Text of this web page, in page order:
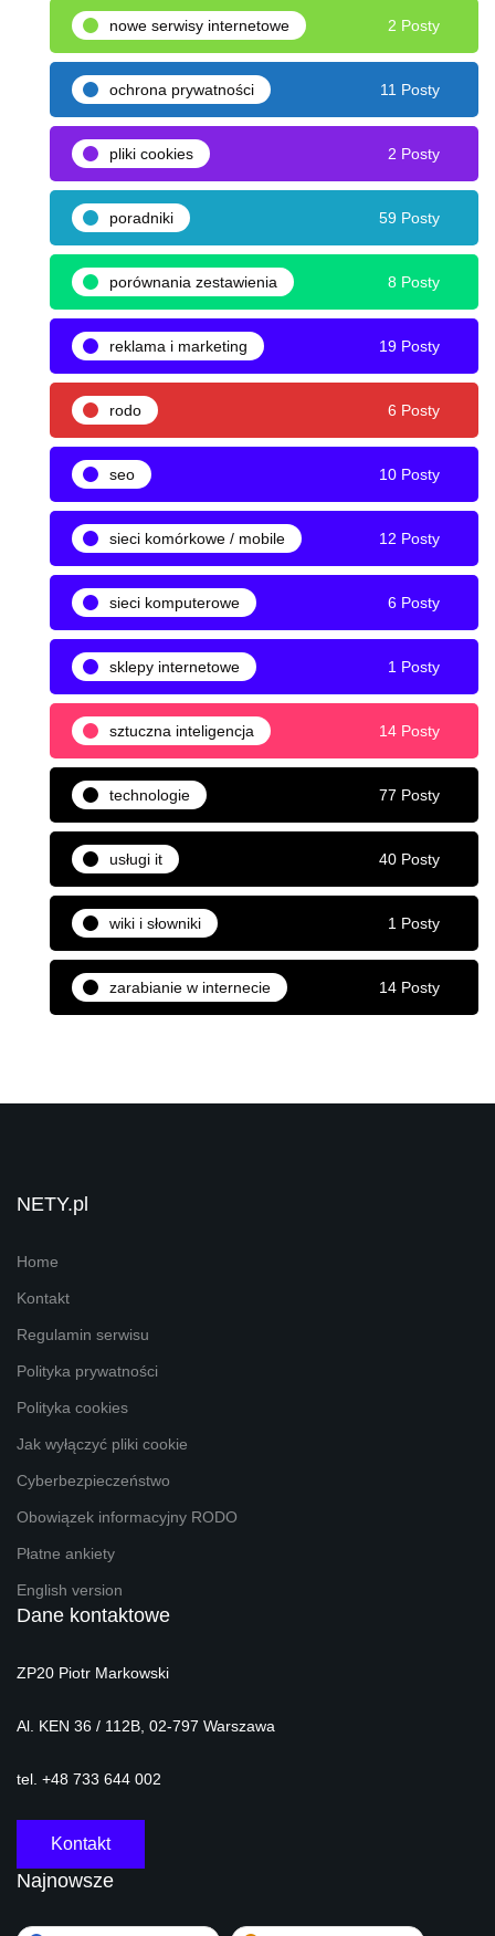
nowe serwisy internetowe 2 Posty
ochrona prywatności 11 Posty
pliki cookies 2 Posty
poradniki 59 Posty
porównania zestawienia 8 Posty
reklama i marketing 19 Posty
rodo 6 Posty
seo 10 Posty
sieci komórkowe / mobile 12 Posty
sieci komputerowe 6 Posty
sklepy internetowe 1 Posty
sztuczna inteligencja 14 Posty
technologie 77 Posty
usługi it 40 Posty
wiki i słowniki 1 Posty
zarabianie w internecie 14 Posty
NETY.pl
Home
Kontakt
Regulamin serwisu
Polityka prywatności
Polityka cookies
Jak wyłączyć pliki cookie
Cyberbezpieczeństwo
Obowiązek informacyjny RODO
Płatne ankiety
English version
Dane kontaktowe
ZP20 Piotr Markowski
Al. KEN 36 / 112B, 02-797 Warszawa
tel. +48 733 644 002
Kontakt
Najnowsze